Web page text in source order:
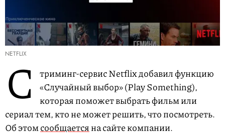
NETFLIX
С
триминг-сервис Netflix добавил функцию
«Случайный выбор» (Play Something),
которая поможет выбрать фильм или
сериал тем, кто не может решить, что посмотреть.
Об этомсообщаетсяна сайте компании.